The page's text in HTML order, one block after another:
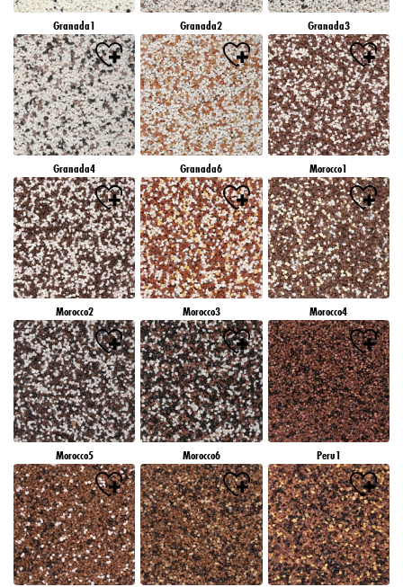
Granada1 Granada2 Granada3
Granada4 Granada6 Morocco1
Morocco2 Morocco3 Morocco4
Morocco5 Morocco6 Peru1